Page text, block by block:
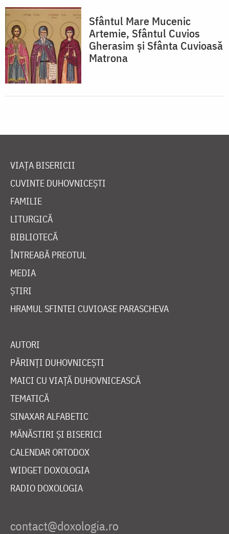
Sfântul Mare Mucenic
Artemie, Sfântul Cuvios
Gherasim și Sfânta Cuvioasă
Matrona
VIAȚA BISERICII
CUVINTE DUHOVNICEȘTI
FAMILIE
LITURGICĂ
BIBLIOTECĂ
ÎNTREABĂ PREOTUL
MEDIA
ȘTIRI
HRAMUL SFINTEI CUVIOASE PARASCHEVA
AUTORI
PĂRINȚI DUHOVNICEȘTI
MAICI CU VIAȚĂ DUHOVNICEASCĂ
TEMATICĂ
SINAXAR ALFABETIC
MĂNĂSTIRI ȘI BISERICI
CALENDAR ORTODOX
WIDGET DOXOLOGIA
RADIO DOXOLOGIA